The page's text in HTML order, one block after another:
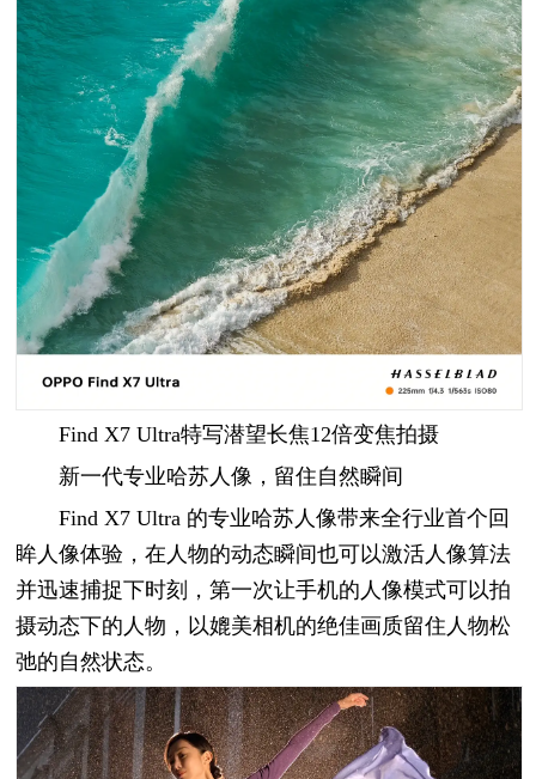
Find X7 Ultra特写潜望长焦12倍变焦拍摄
新一代专业哈苏人像，留住自然瞬间
Find X7 Ultra 的专业哈苏人像带来全行业首个回
眸人像体验，在人物的动态瞬间也可以激活人像算法
并迅速捕捉下时刻，第一次让手机的人像模式可以拍
摄动态下的人物，以媲美相机的绝佳画质留住人物松
弛的自然状态。